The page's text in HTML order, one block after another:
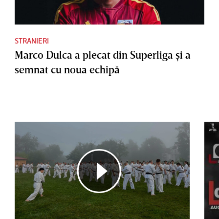
STRANIERI
Marco Dulca a plecat din Superliga şi a
semnat cu noua echipă